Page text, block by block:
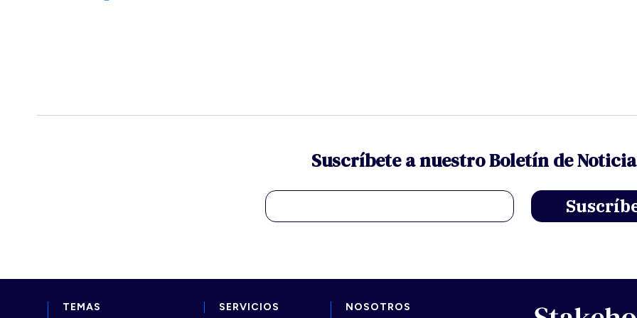
Suscríbete a nuestro Boletín de
TEMAS SERVICIOS NOSOTROS